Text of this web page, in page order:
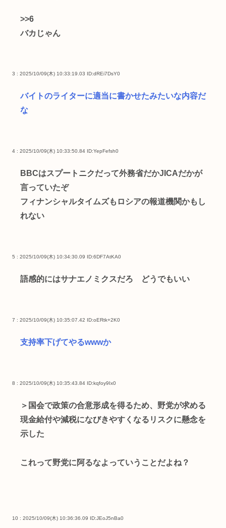
>>6
バカじゃん
3 : 2025/10/09(木) 10:33:19.03 ID:dREi7DsY0
バイトのライターに適当に書かせたみたいな内容だ
な
4 : 2025/10/09(木) 10:33:50.84 ID:YepFefsh0
BBCはスプートニクだって外務省だかJICAだかが
言っていたぞ
フィナンシャルタイムズもロシアの報道機関かもし
れない
5 : 2025/10/09(木) 10:34:30.09 ID:6DF7AtKA0
語感的にはサナエノミクスだろ どうでもいい
7 : 2025/10/09(木) 10:35:07.42 ID:oERtk+2K0
支持率下げてやるwwwか
8 : 2025/10/09(木) 10:35:43.84 ID:kqfoy9Ix0
＞国会で政策の合意形成を得るため、野党が求める
現金給付や減税になびきやすくなるリスクに懸念を
示した
これって野党に阿るなよっていうことだよね？
10 : 2025/10/09(木) 10:36:36.09 ID:JEoJ5nBa0